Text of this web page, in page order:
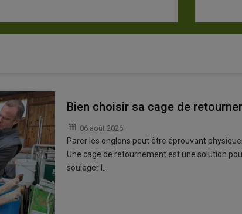
Bien choisir sa cage de
06 août 2026
Parer les onglons peut être éprouvant
Une cage de retournement est une solution
soulager l…